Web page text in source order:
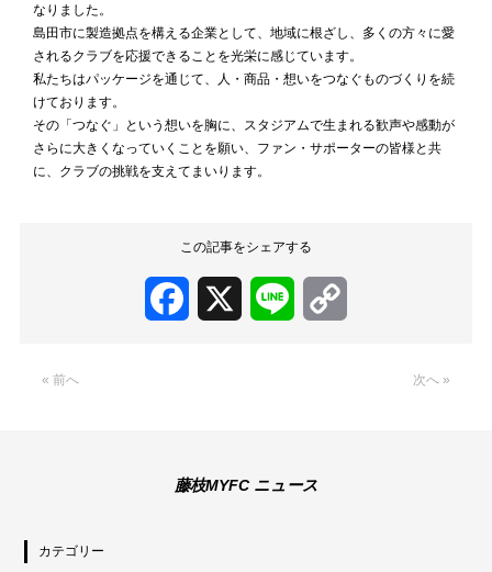
なりました。
島田市に製造拠点を構える企業として、地域に根ざし、多くの方々に愛
されるクラブを応援できることを光栄に感じています。
私たちはパッケージを通じて、人・商品・想いをつなぐものづくりを続
けております。
その「つなぐ」という想いを胸に、スタジアムで生まれる歓声や感動が
さらに大きくなっていくことを願い、ファン・サポーターの皆様と共
に、クラブの挑戦を支えてまいります。
この記事をシェアする
Facebook Line
« 前へ 次へ »
藤枝MYFC ニュース
カテゴリー